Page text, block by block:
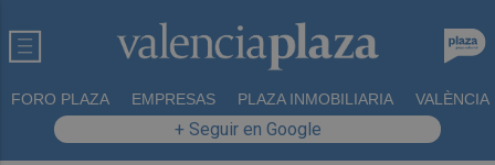
FORO PLAZA EMPRESAS PLAZA INMOBILIARIA VALÈNCIA
+ Seguir en Google